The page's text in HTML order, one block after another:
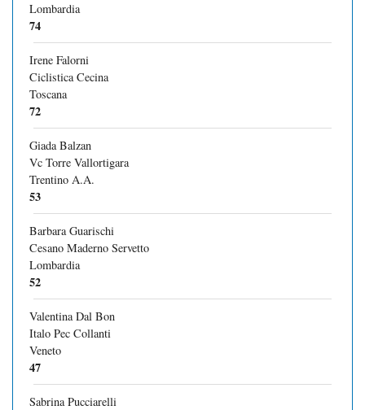
Lombardia
74
Irene Falorni
Ciclistica Cecina
Toscana
72
Giada Balzan
Vc Torre Vallortigara
Trentino A.A.
53
Barbara Guarischi
Cesano Maderno Servetto
Lombardia
52
Valentina Dal Bon
Italo Pec Collanti
Veneto
47
Sabrina Pucciarelli